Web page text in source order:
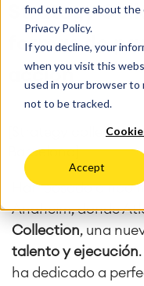
find out more about the
Privacy Policy.
If you decline, your
when you visit this
used in your browser
not to be tracked.
Accept
Strategy
formas de
acción
[Strategy collection],
Barcelona]
Han pasado cinco
Anaheim, donde
Collection, una
talento y ejecución
ha dedicado a